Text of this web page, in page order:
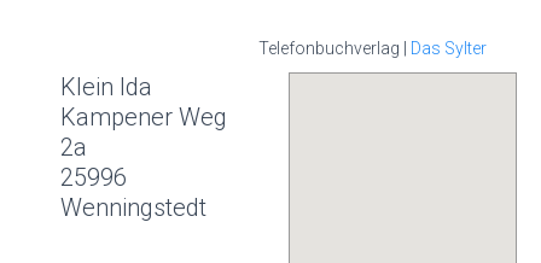
Telefonbuchverlag | Das Sylter
Klein Ida
Kampener Weg
2a
25996
Wenningstedt